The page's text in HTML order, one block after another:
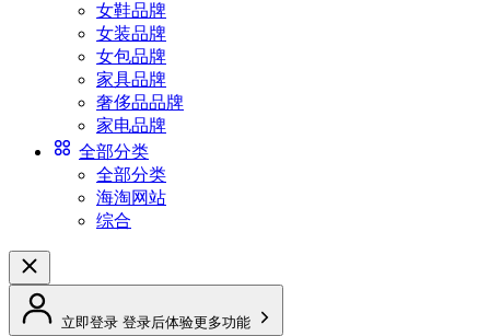
女鞋品牌
女装品牌
女包品牌
家具品牌
奢侈品品牌
家电品牌
全部分类
全部分类
海淘网站
综合
立即登录 登录后体验更多功能